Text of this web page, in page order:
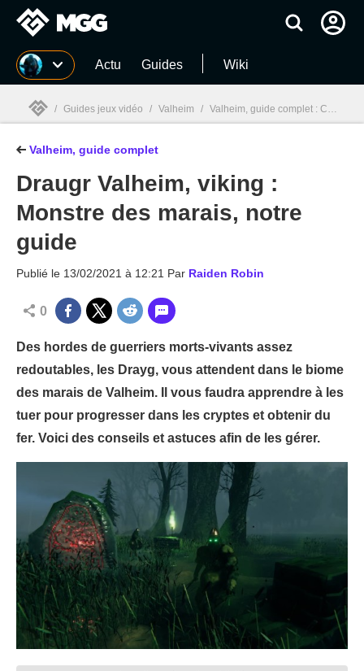
MGG Actu Guides Wiki
MGG
/ Guides jeux vidéo / Valheim / Valheim, guide complet : Craft, wiki, astuces...
Valheim, guide complet
Draugr Valheim, viking :
Monstre des marais, notre
guide
Publié le 13/02/2021 à 12:21 Par Raiden Robin
0
Des hordes de guerriers morts-vivants assez
redoutables, les Drayg, vous attendent dans le biome
des marais de Valheim. Il vous faudra apprendre à les
tuer pour progresser dans les cryptes et obtenir du
fer. Voici des conseils et astuces afin de les gérer.